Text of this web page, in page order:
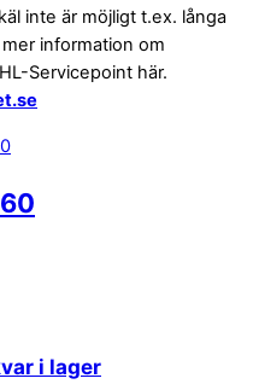
inte är möjligt t.ex. långa
information om
Servicepoint här.
i lager